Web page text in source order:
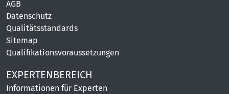
AGB
Datenschutz
Qualitätsstandards
Sitemap
Qualifikationsvoraussetzungen
EXPERTENBEREICH
Informationen für Experten